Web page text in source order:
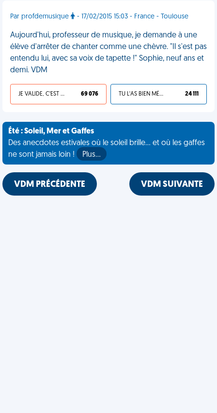
Par profdemusique - 17/02/2015 15:03 - France - Toulouse
Aujourd'hui, professeur de musique, je demande à une
élève d'arrêter de chanter comme une chèvre. "Il s'est pas
entendu lui, avec sa voix de tapette !" Sophie, neuf ans et
demi. VDM
JE VALIDE, C'EST UNE VDM 69 076 TU L'AS BIEN MÉRITÉ 24 111
Été : Soleil, Mer et Gaffes
Des anecdotes estivales où le soleil brille... et où les gaffes
ne sont jamais loin !
Plus…
VDM PRÉCÉDENTE VDM SUIVANTE